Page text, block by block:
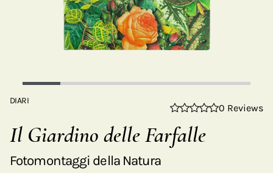
DIARI
0 Reviews
Il Giardino delle Farfalle
Fotomontaggi della Natura